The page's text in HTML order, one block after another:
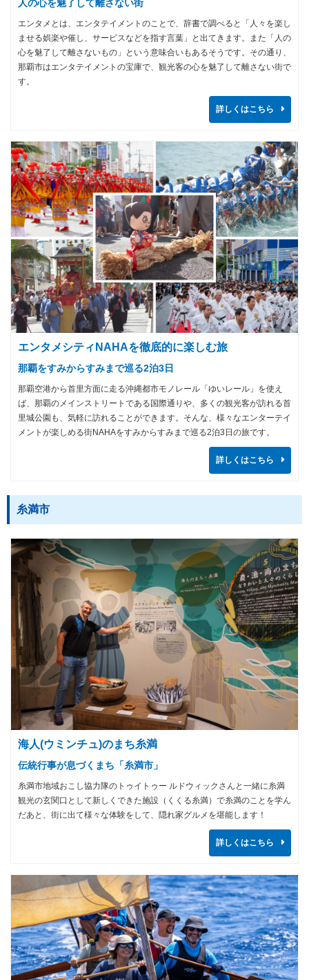
人の心を魅了して離さない街
エンタメとは、エンタテイメントのことで、辞書で調べると「人々を楽し
ませる娯楽や催し、サービスなどを指す言葉」と出てきます。また「人の
心を魅了して離さないもの」という意味合いもあるそうです。その通り、
那覇市はエンタテイメントの宝庫で、観光客の心を魅了して離さない街で
す。
詳しくはこちら
エンタメシティNAHAを徹底的に楽しむ旅
那覇をすみからすみまで巡る2泊3日
那覇空港から首里方面に走る沖縄都市モノレール「ゆいレール」を使え
ば、那覇のメインストリートである国際通りや、多くの観光客が訪れる首
里城公園も、気軽に訪れることができます。そんな、様々なエンターテイ
メントが楽しめる街NAHAをすみからすみまで巡る2泊3日の旅です。
詳しくはこちら
糸満市
海人(ウミンチュ)のまち糸満
伝統行事が息づくまち「糸満市」
糸満市地域おこし協力隊のトゥイトゥー ルドウィックさんと一緒に糸満
観光の玄関口として新しくできた施設（くくる糸満）で糸満のことを学ん
だあと、街に出て様々な体験をして、隠れ家グルメを堪能します！
詳しくはこちら